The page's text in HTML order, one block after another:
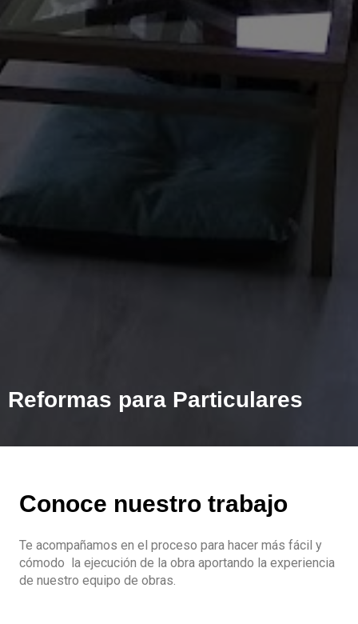
Reformas para Particulares
Conoce nuestro trabajo
Te acompañamos en el proceso para hacer más fácil y
cómodo la ejecución de la obra aportando la experiencia
de nuestro equipo de obras.